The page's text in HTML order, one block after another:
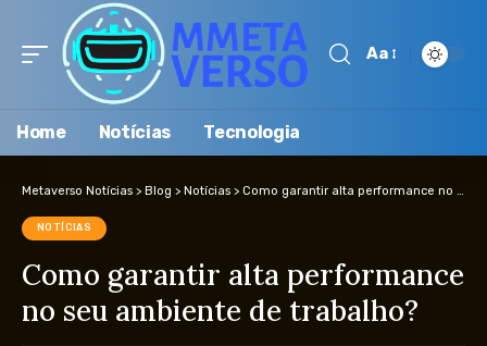
Aa
Home Notícias Tecnologia
Metaverso Notícias > Blog > Notícias > Como garantir alta performance no seu ambiente de trabalho?
NOTÍCIAS
Como garantir alta performance
no seu ambiente de trabalho?